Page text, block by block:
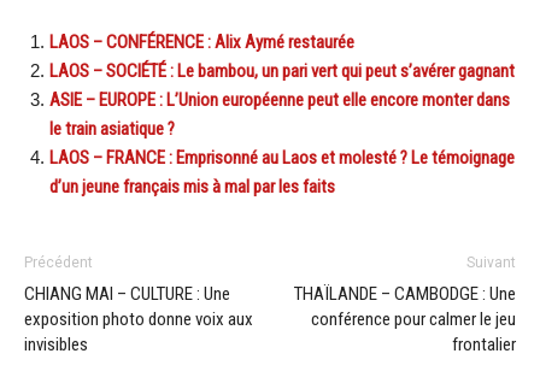
LAOS – CONFÉRENCE : Alix Aymé restaurée
LAOS – SOCIÉTÉ : Le bambou, un pari vert qui peut s’avérer gagnant
ASIE – EUROPE : L’Union européenne peut elle encore monter dans
le train asiatique ?
LAOS – FRANCE : Emprisonné au Laos et molesté ? Le témoignage
d’un jeune français mis à mal par les faits
Précédent
CHIANG MAI – CULTURE : Une
exposition photo donne voix aux
invisibles
Suivant
THAÏLANDE – CAMBODGE : Une
conférence pour calmer le jeu
frontalier